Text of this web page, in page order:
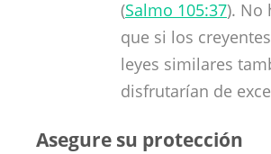
(Salmo 105:37). No
que si los
leyes similares
disfrutarían de
Asegure su protección